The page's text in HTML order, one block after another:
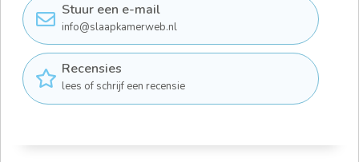
Stuur een e-mail
info@slaapkamerweb.nl
Recensies
lees of schrijf een recensie